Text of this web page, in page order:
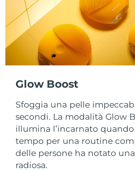
Glow Boost
Sfoggia una pelle
secondi. La modalità Glow
illumina l’incarnato
tempo per una routine
delle persone ha notato
radiosa.
Svizzera
Taiwan
Thailandia
Turchia
Emirati Arabi Uniti
Regno Unito
Stati Uniti